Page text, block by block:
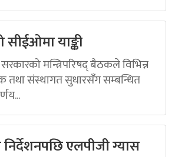
सीईओमा याङ्की
मन्त्रिपरिषद् बैठकले विभिन्न
तथा संस्थागत सुधारसँग सम्बन्धित
निर्देशनपछि एलपीजी ग्यास